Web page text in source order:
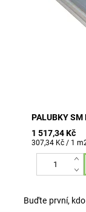
PALUBKY
1 517,34 Kč
307,34 Kč / 1
Buďte první,